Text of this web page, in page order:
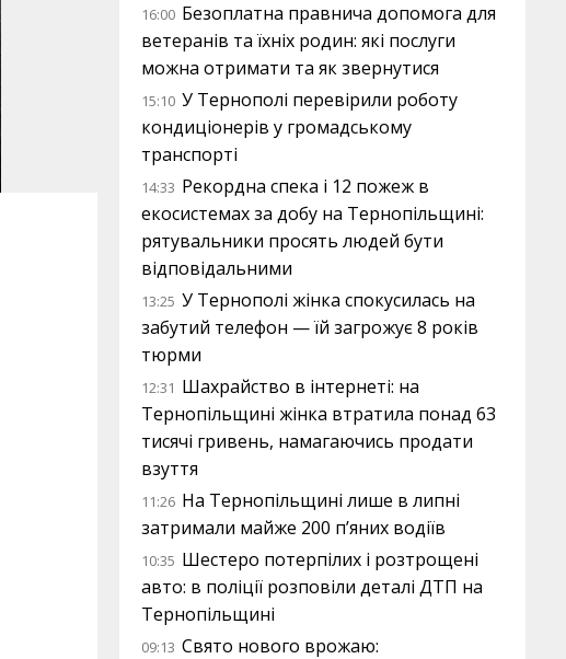
16:00 Безоплатна правнича допомога для
ветеранів та їхніх родин: які послуги
можна отримати та як звернутися
15:10 У Тернополі перевірили роботу
кондиціонерів у громадському
транспорті
14:33 Рекордна спека і 12 пожеж в
екосистемах за добу на Тернопільщині:
рятувальники просять людей бути
відповідальними
13:25 У Тернополі жінка спокусилась на
забутий телефон — їй загрожує 8 років
тюрми
12:31 Шахрайство в інтернеті: на
Тернопільщині жінка втратила понад 63
тисячі гривень, намагаючись продати
взуття
11:26 На Тернопільщині лише в липні
затримали майже 200 п’яних водіїв
10:35 Шестеро потерпілих і розтрощені
авто: в поліції розповіли деталі ДТП на
Тернопільщині
09:13 Свято нового врожаю: